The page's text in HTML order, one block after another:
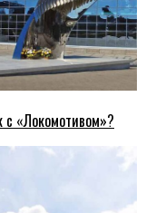
с «Локомотивом»?